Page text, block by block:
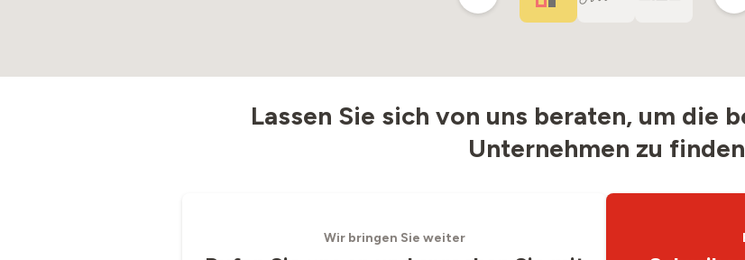
Lassen Sie sich von uns beraten, um die
Unternehmen zu finden
Wir bringen Sie weiter